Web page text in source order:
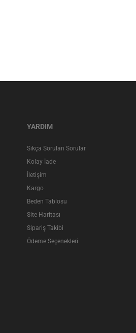
YARDIM
Sıkça Sorulan Sorular
Kolay İade
İletişim
Kargo
Beden Tablosu
Site Haritası
Sipariş Takibi
Ödeme Seçenekleri